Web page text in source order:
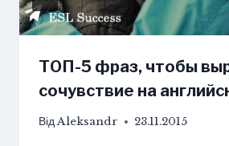
ТОП-5 фраз, чтобы
сочувствие на
ВідAleksandr 23.11.2015